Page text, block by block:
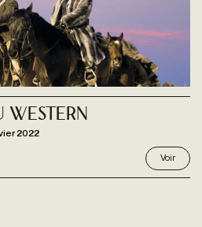
western
2022
Voir